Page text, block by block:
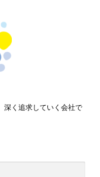
深く追求していく会社で